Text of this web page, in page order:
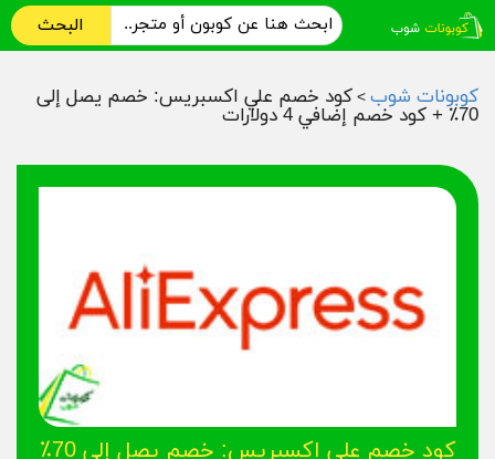
البحث
كوبونات شوب > كود خصم علي اكسبريس: خصم يصل إلى
70٪ + كود خصم إضافي 4 دولارات
كود خصم علي اكسبريس: خصم يصل إلى 70٪